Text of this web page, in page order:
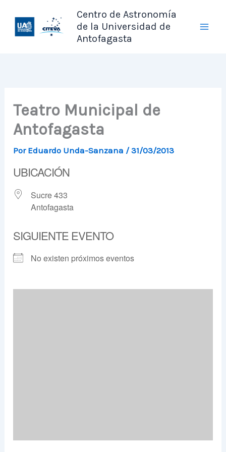
contenido
Centro de Astronomía
de la Universidad de
Antofagasta
Teatro Municipal de
Antofagasta
Por Eduardo Unda-Sanzana /31/03/2013
UBICACIÓN
Sucre 433
Antofagasta
SIGUIENTE EVENTO
No existen próximos eventos